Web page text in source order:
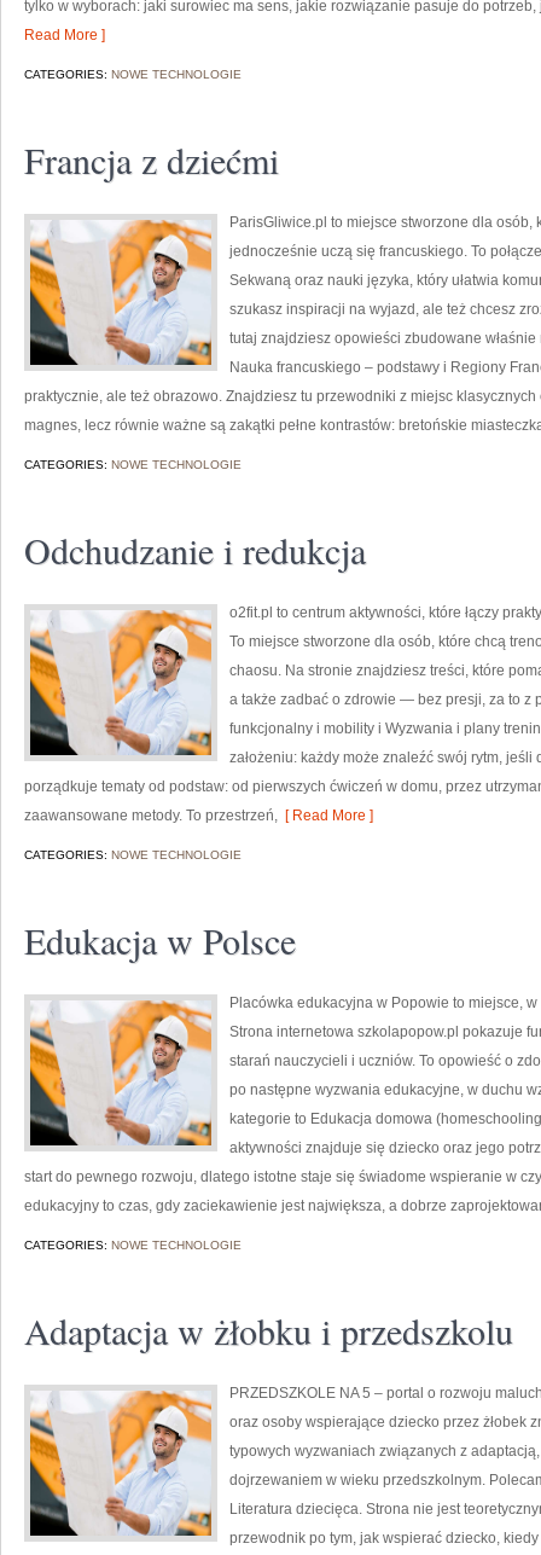
tylko w wyborach: jaki surowiec ma sens, jakie rozwiązanie pasuje do
Read More ]
CATEGORIES: NOWE TECHNOLOGIE
Francja z dziećmi
ParisGliwice.pl to miejsce stworzone dla
jednocześnie uczą się francuskiego. To
Sekwaną oraz nauki języka, który ułatwia
szukasz inspiracji na wyjazd, ale też chcesz
tutaj znajdziesz opowieści zbudowane
Nauka francuskiego – podstawy i Regiony
praktycznie, ale też obrazowo. Znajdziesz tu przewodniki z miejsc
magnes, lecz równie ważne są zakątki pełne kontrastów: bretońskie
CATEGORIES: NOWE TECHNOLOGIE
Odchudzanie i redukcja
o2fit.pl to centrum aktywności, które łączy
To miejsce stworzone dla osób, które chcą
chaosu. Na stronie znajdziesz treści, które
a także zadbać o zdrowie — bez presji, za to z
funkcjonalny i mobility i Wyzwania i plany
założeniu: każdy może znaleźć swój rytm,
porządkuje tematy od podstaw: od pierwszych ćwiczeń w domu, przez
zaawansowane metody. To przestrzeń, [ Read More ]
CATEGORIES: NOWE TECHNOLOGIE
Edukacja w Polsce
Placówka edukacyjna w Popowie to miejsce,
Strona internetowa szkolapopow.pl pokazuje
starań nauczycieli i uczniów. To opowieść o
po następne wyzwania edukacyjne, w duchu
kategorie to Edukacja domowa
aktywności znajduje się dziecko oraz jego
start do pewnego rozwoju, dlatego istotne staje się świadome wspieranie w
edukacyjny to czas, gdy zaciekawienie jest największa, a dobrze
CATEGORIES: NOWE TECHNOLOGIE
Adaptacja w żłobku i przedszkolu
PRZEDSZKOLE NA 5 – portal o rozwoju
oraz osoby wspierające dziecko przez żłobek
typowych wyzwaniach związanych z
dojrzewaniem w wieku przedszkolnym.
Literatura dziecięca. Strona nie jest
przewodnik po tym, jak wspierać dziecko,